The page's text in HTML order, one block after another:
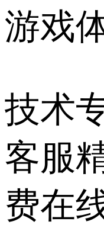
游戏
技术
客服
费在